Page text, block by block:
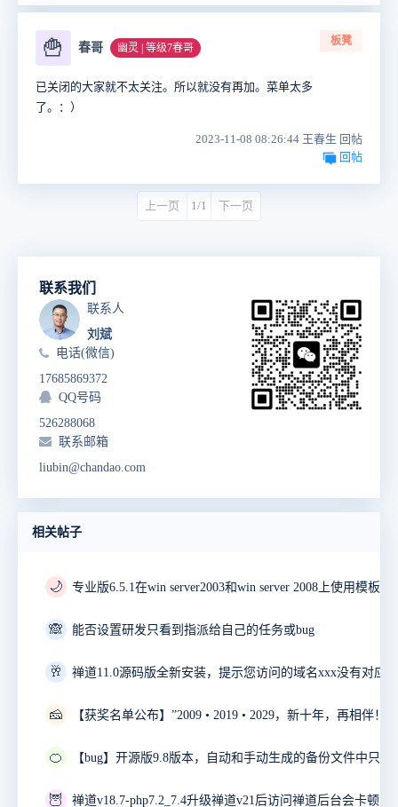
🍟 春哥 幽灵 | 等级7春哥
板凳
已关闭的大家就不太关注。所以就没有再加。菜单太多
了。：）
2023-11-08 08:26:44 王春生 回帖
回帖
上一页 1/1 下一页
联系我们
联系人
刘斌
电话(微信)
17685869372
QQ号码
526288068
联系邮箱
liubin@chandao.com
相关帖子
🌙
🙈 能否设置研发只看到指派给自己的任务或bug
🥂 禅道11.0源码版全新安装，提示您访问的域名xxx没有对应
🧀
🍊
🦉 禅道v18.7-php7.2_7.4升级禅道v21后访问禅道后台会卡顿10